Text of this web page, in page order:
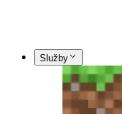
Služby